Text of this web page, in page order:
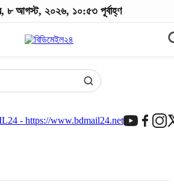
- https://www.bdmail24.net
৮ আগস্ট, ২০২৬, ১০:৫৩ পূর্বাহ্ণ